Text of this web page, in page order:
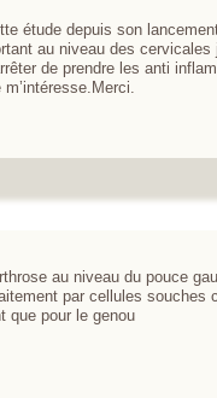
étude depuis son
au niveau des
de prendre les anti
m’intéresse.Merci.
au niveau du pouce
par cellules souches
que pour le genou